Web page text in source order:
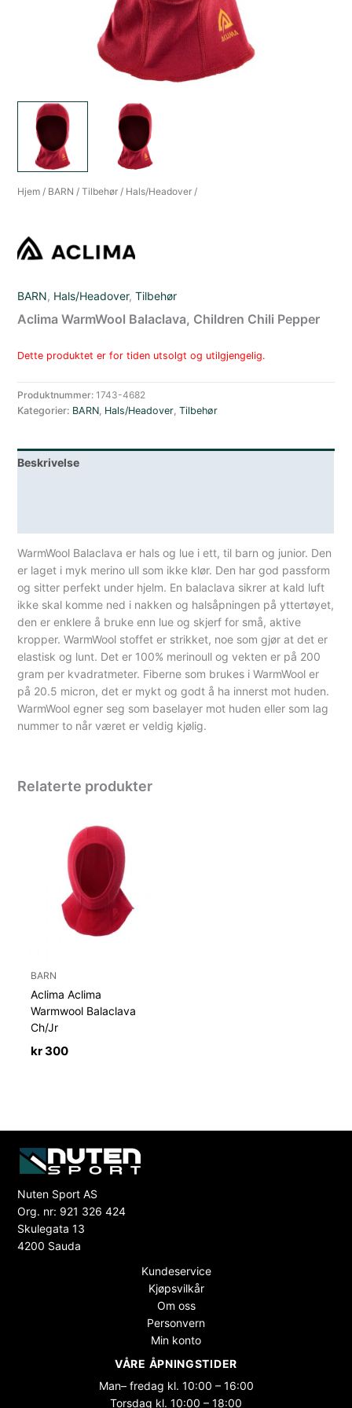
Hjem / BARN /Tilbehør / Hals/Headover /
BARN, Hals/Headover,Tilbehør
Aclima WarmWool Balaclava, Children Chili Pepper
Dette produktet er for tiden utsolgt og utilgjengelig.
Produktnummer:1743-4682
Kategorier: BARN, Hals/Headover,Tilbehør
Beskrivelse
WarmWool Balaclava er hals og lue i ett, til barn og junior. Den
er laget i myk merino ull som ikke klør. Den har god passform
og sitter perfekt under hjelm. En balaclava sikrer at kald luft
ikke skal komme ned i nakken og halsåpningen på yttertøyet,
den er enklere å bruke enn lue og skjerf for små, aktive
kropper. WarmWool stoffet er strikket, noe som gjør at det er
elastisk og lunt. Det er 100% merinoull og vekten er på 200
gram per kvadratmeter. Fiberne som brukes i WarmWool er
på 20.5 micron, det er mykt og godt å ha innerst mot huden.
WarmWool egner seg som baselayer mot huden eller som lag
nummer to når været er veldig kjølig.
Relaterte produkter
BARN
Aclima Aclima
Warmwool Balaclava
Ch/Jr
kr300
Nuten Sport AS
Org. nr: 921 326 424
Skulegata 13
4200 Sauda
Kundeservice
Kjøpsvilkår
Om oss
Personvern
Min konto
VÅRE ÅPNINGSTIDER
Man– fredag kl. 10:00 – 16:00
Torsdag kl. 10:00 – 18:00